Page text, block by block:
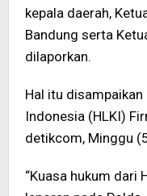
kepala daerah,
Bandung serta
dilaporkan.
Hal itu
Indonesia (HLKI)
detikcom, Minggu
“Kuasa hukum dari